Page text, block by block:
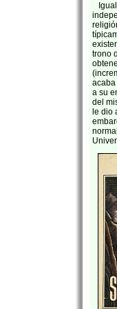
trono
a su
del
le dio